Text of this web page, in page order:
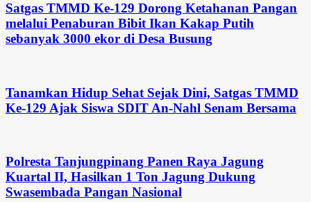
Satgas TMMD Ke-129 Dorong Ketahanan Pangan
melalui Penaburan Bibit Ikan Kakap Putih
sebanyak 3000 ekor di Desa Busung
Tanamkan Hidup Sehat Sejak Dini, Satgas TMMD
Ke-129 Ajak Siswa SDIT An-Nahl Senam Bersama
Polresta Tanjungpinang Panen Raya Jagung
Kuartal II, Hasilkan 1 Ton Jagung Dukung
Swasembada Pangan Nasional